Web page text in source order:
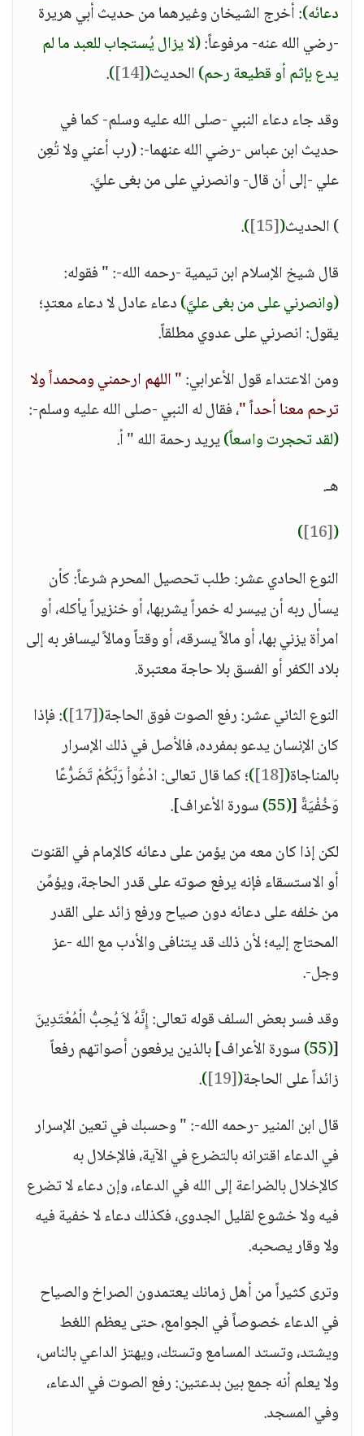
دعائه): أخرج الشيخان وغيرهما من حديث أبي هريرة
-رضي الله عنه- مرفوعاً:(لا يزال يُستجاب للعبد ما لم
يدع بإثم أو قطيعة رحم)الحديث(
[14]
)
.
وقد جاء دعاء النبي -صلى الله عليه وسلم- كما في
حديث ابن عباس -رضي الله عنهما-: (رب أعني ولا تُعِن
علي -إلى أن قال- وانصرني على من بغى عليَّ.
) الحديث(
[15]
)
.
قال شيخ الإسلام ابن تيمية -رحمه الله-: " فقوله:
(وانصرني على من بغى عليَّ)دعاء عادل لا دعاء معتدٍ؛
يقول: انصرني على عدوي مطلقاً.
ومن الاعتداء قول الأعرابي:" اللهم ارحمني ومحمداً ولا
ترحم معنا أحداً "، فقال له النبي -صلى الله عليه وسلم-:
(لقد تحجرت واسعاً)يريد رحمة الله " أ.
هـ.
(
[16]
)
النوع الحادي عشر: طلب تحصيل المحرم شرعاً: كأن
يسأل ربه أن ييسر له خمراً يشربها، أو خنزيراً يأكله، أو
امرأة يزني بها، أو مالاً يسرقه، أو وقتاً ومالاً ليسافر به إلى
بلاد الكفر أو الفسق بلا حاجة معتبرة.
النوع الثاني عشر: رفع الصوت فوق الحاجة(
[17]
): فإذا
كان الإنسان يدعو بمفرده، فالأصل في ذلك الإسرار
بالمناجاة(
[18]
)؛ كما قال تعالى: ادْعُواْ رَبَّكُمْ تَضَرُّعًا
وَخُفْيَةً [(55)
سورة الأعراف].
لكن إذا كان معه من يؤمن على دعائه كالإمام في القنوت
أو الاستسقاء فإنه يرفع صوته على قدر الحاجة، ويؤمِّن
من خلفه على دعائه دون صياح ورفع زائد على القدر
المحتاج إليه؛ لأن ذلك قد يتنافى والأدب مع الله -عز
وجل-.
وقد فسر بعض السلف قوله تعالى: إِنَّهُ لاَ يُحِبُّ الْمُعْتَدِينَ
[
(55)
سورة الأعراف] بالذين يرفعون أصواتهم رفعاً
زائداً على الحاجة(
[19]
)
.
قال ابن المنير -رحمه الله-: " وحسبك في تعين الإسرار
في الدعاء اقترانه بالتضرع في الآية، فالإخلال به
كالإخلال بالضراعة إلى الله في الدعاء، وإن دعاء لا تضرع
فيه ولا خشوع لقليل الجدوى، فكذلك دعاء لا خفية فيه
ولا وقار يصحبه.
وترى كثيراً من أهل زمانك يعتمدون الصراخ والصياح
في الدعاء خصوصاً في الجوامع، حتى يعظم اللغط
ويشتد، وتستد المسامع وتستك، ويهتز الداعي بالناس،
ولا يعلم أنه جمع بين بدعتين: رفع الصوت في الدعاء،
وفي المسجد.